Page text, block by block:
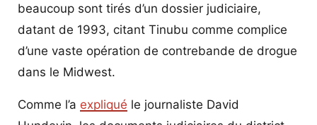
beaucoup sont tirés d’un dossier judiciaire,
datant de 1993, citant Tinubu comme complice
d’une vaste opération de contrebande de drogue
dans le Midwest.
Comme l’a expliqué le journaliste David